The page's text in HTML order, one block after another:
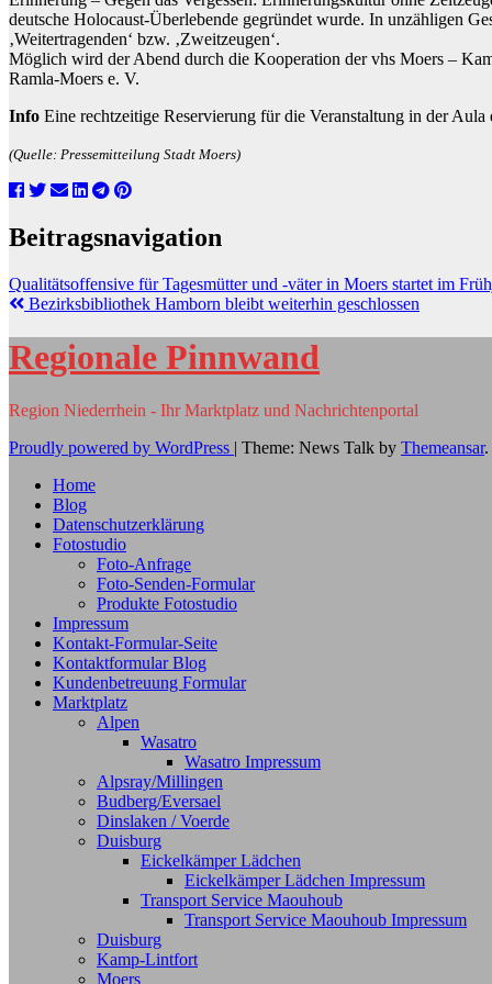
deutsche Holocaust-Überlebende gegründet wurde. In unzähligen
‚Weitertragenden‘ bzw. ‚Zweitzeugen‘.
Möglich wird der Abend durch die Kooperation der vhs Moers –
Ramla-Moers e. V.
Info Eine rechtzeitige Reservierung für die Veranstaltung in der
(Quelle: Pressemitteilung Stadt Moers)
Beitragsnavigation
Qualitätsoffensive für Tagesmütter und -väter in Moers startet im
Bezirksbibliothek Hamborn bleibt weiterhin geschlossen
Regionale Pinnwand
Region Niederrhein - Ihr Marktplatz und Nachrichtenportal
Proudly powered by WordPress | Theme: News Talk by Themeansar.
Home
Blog
Datenschutzerklärung
Fotostudio
Foto-Anfrage
Foto-Senden-Formular
Produkte Fotostudio
Impressum
Kontakt-Formular-Seite
Kontaktformular Blog
Kundenbetreuung Formular
Marktplatz
Alpen
Wasatro
Wasatro Impressum
Alpsray/Millingen
Budberg/Eversael
Dinslaken / Voerde
Duisburg
Eickelkämper Lädchen
Eickelkämper Lädchen Impressum
Transport Service Maouhoub
Transport Service Maouhoub Impressum
Duisburg
Kamp-Lintfort
Moers